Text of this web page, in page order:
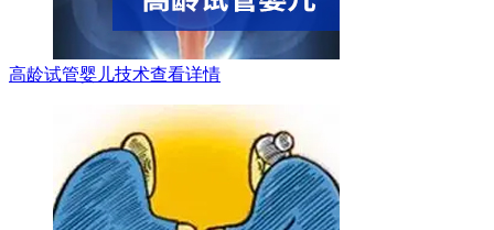
高龄试管婴儿技术查看详情